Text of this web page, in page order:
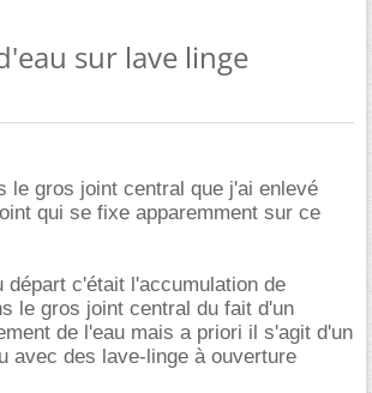
sur lave linge
le gros joint central que j'ai enlevé
qui se fixe apparemment sur ce
départ c'était l'accumulation de
le gros joint central du fait d'un
de l'eau mais a priori il s'agit d'un
avec des lave-linge à ouverture